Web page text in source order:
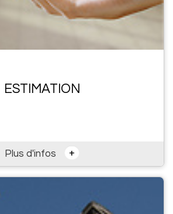
ESTIMATION
Plus d'infos +